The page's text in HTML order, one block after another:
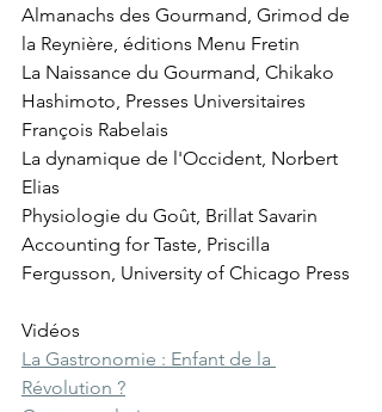
Almanachs des Gourmand, Grimod de
la Reynière, éditions Menu Fretin
La Naissance du Gourmand, Chikako
Hashimoto, Presses Universitaires
François Rabelais
La dynamique de l'Occident, Norbert
Elias
Physiologie du Goût, Brillat Savarin
Accounting for Taste, Priscilla
Fergusson, University of Chicago Press
Vidéos
La Gastronomie : Enfant de la
Révolution ?